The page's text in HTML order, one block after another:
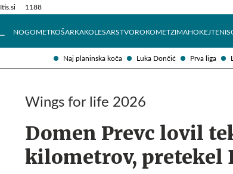
Naj planinska koča Luka Dončić Prva liga
Itis.si 1188
NOGOMETKOŠARKAKOLESARSTVOROKOMETZIMAHOKEJTENIS
Tehnik
Wings for life 2026
Domen Prevc lovil
kilometrov, pretekel